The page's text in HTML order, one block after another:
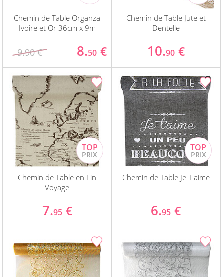
Chemin de Table Organza
Ivoire et Or 36cm x 9m
9.90 € 8.50 €
Chemin de Table Jute et
Dentelle
10.90 €
Chemin de Table en Lin
Voyage
7.95 €
Chemin de Table Je T'aime
6.95 €